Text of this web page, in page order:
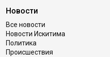
Новости
Все новости
Новости Искитима
Политика
Происшествия